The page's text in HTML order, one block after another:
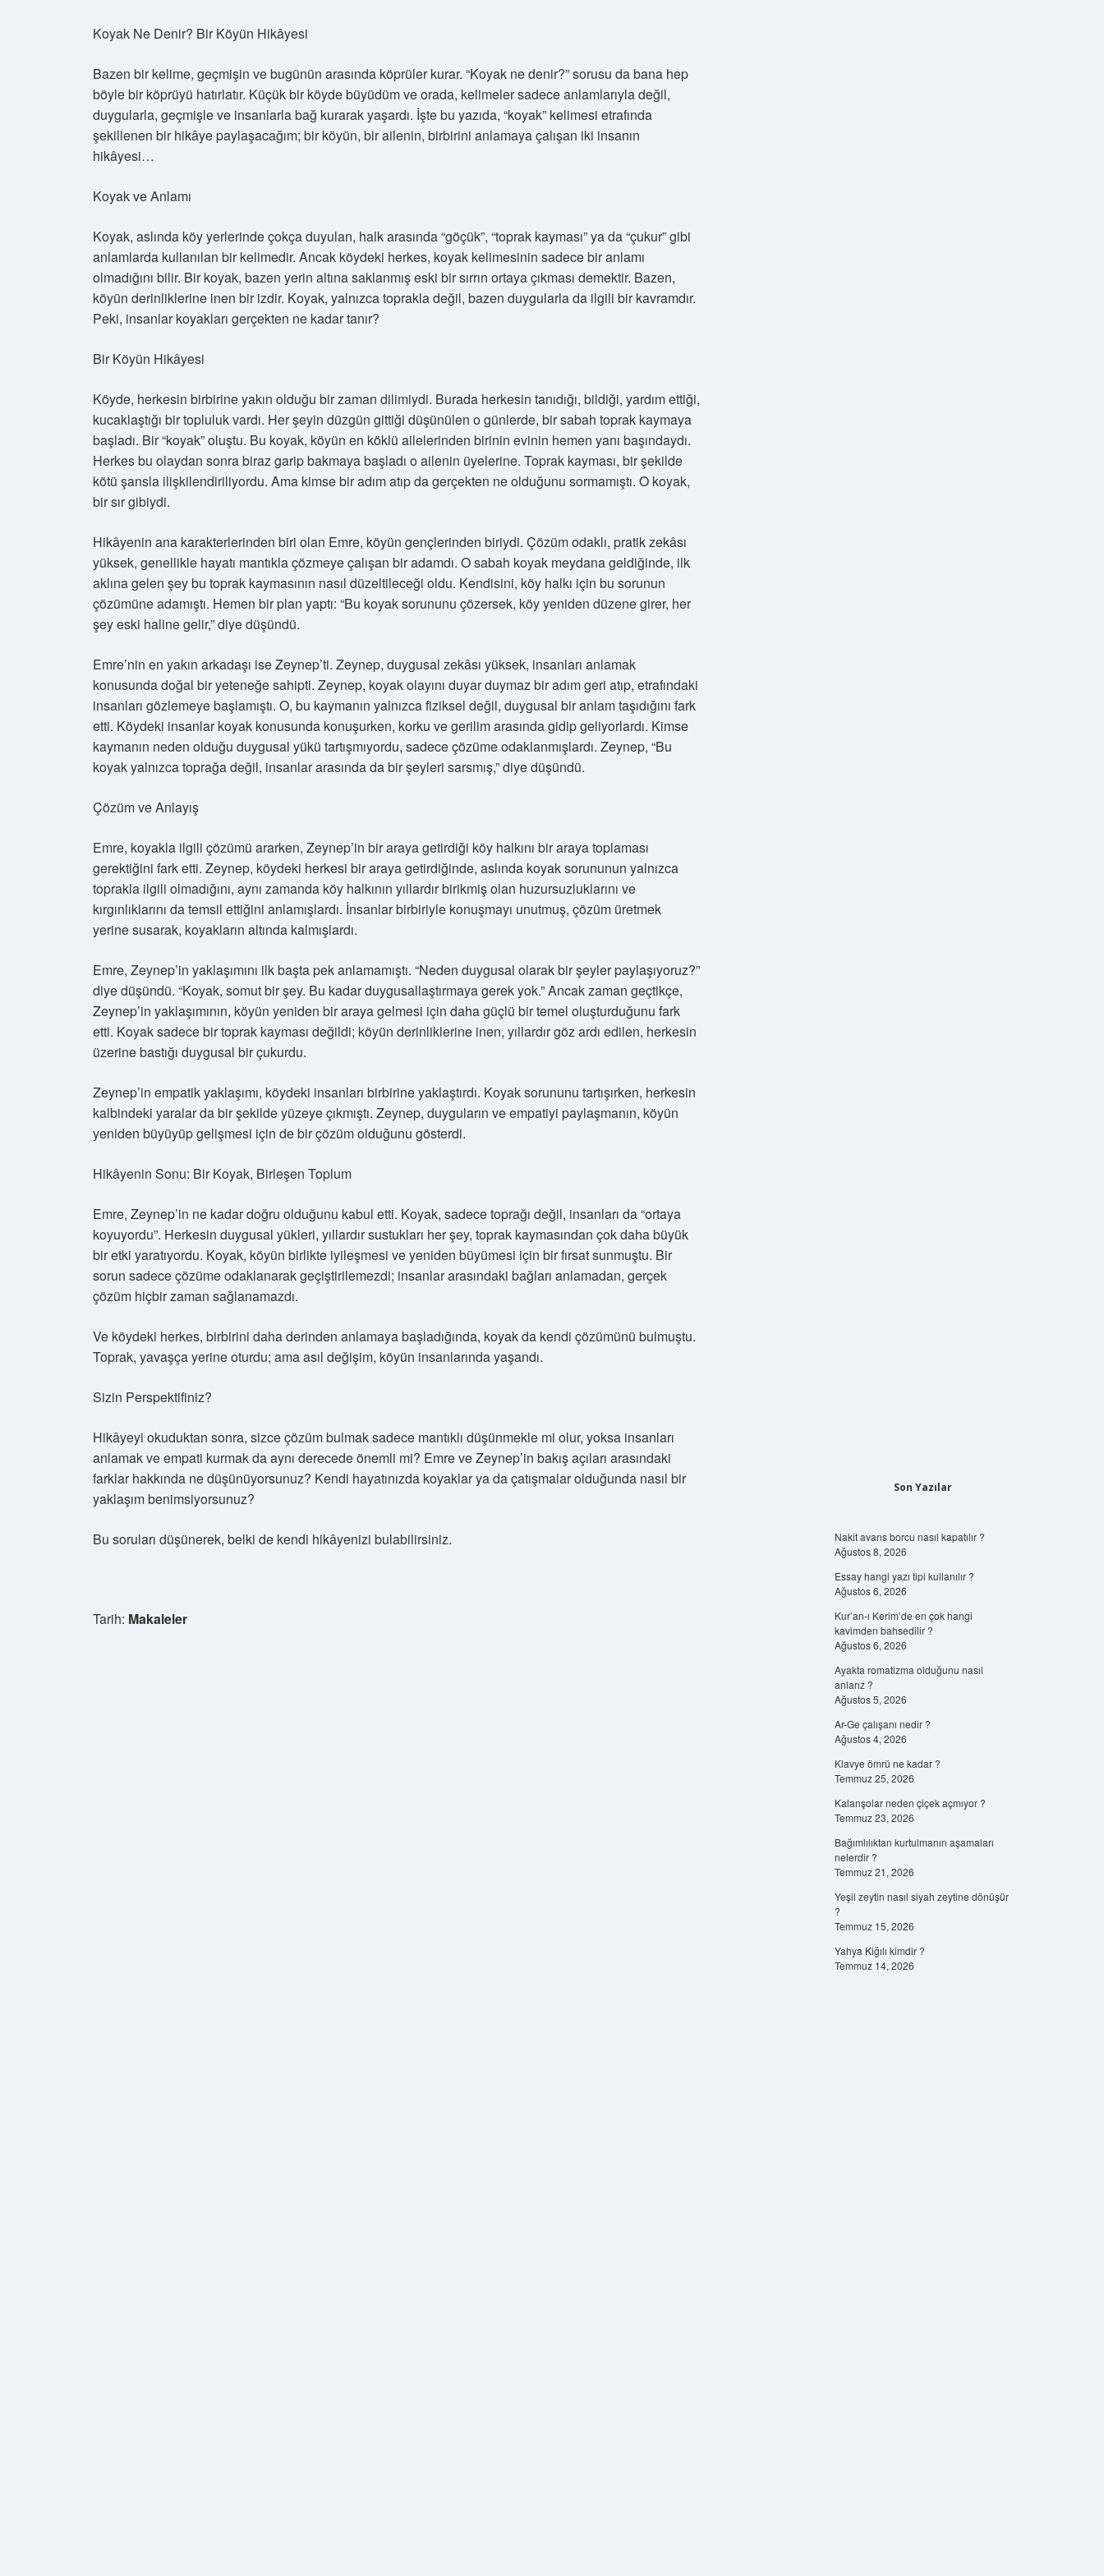
Koyak Ne Denir? Bir Köyün Hikâyesi
Bazen bir kelime, geçmişin ve bugünün arasında köprüler kurar. “Koyak ne denir?” sorusu da bana hep
böyle bir köprüyü hatırlatır. Küçük bir köyde büyüdüm ve orada, kelimeler sadece anlamlarıyla değil,
duygularla, geçmişle ve insanlarla bağ kurarak yaşardı. İşte bu yazıda, “koyak” kelimesi etrafında
şekillenen bir hikâye paylaşacağım; bir köyün, bir ailenin, birbirini anlamaya çalışan iki insanın
hikâyesi…
Koyak ve Anlamı
Koyak, aslında köy yerlerinde çokça duyulan, halk arasında “göçük”, “toprak kayması” ya da “çukur” gibi
anlamlarda kullanılan bir kelimedir. Ancak köydeki herkes, koyak kelimesinin sadece bir anlamı
olmadığını bilir. Bir koyak, bazen yerin altına saklanmış eski bir sırrın ortaya çıkması demektir. Bazen,
köyün derinliklerine inen bir izdir. Koyak, yalnızca toprakla değil, bazen duygularla da ilgili bir kavramdır.
Peki, insanlar koyakları gerçekten ne kadar tanır?
Bir Köyün Hikâyesi
Köyde, herkesin birbirine yakın olduğu bir zaman dilimiydi. Burada herkesin tanıdığı, bildiği, yardım ettiği,
kucaklaştığı bir topluluk vardı. Her şeyin düzgün gittiği düşünülen o günlerde, bir sabah toprak kaymaya
başladı. Bir “koyak” oluştu. Bu koyak, köyün en köklü ailelerinden birinin evinin hemen yanı başındaydı.
Herkes bu olaydan sonra biraz garip bakmaya başladı o ailenin üyelerine. Toprak kayması, bir şekilde
kötü şansla ilişkilendiriliyordu. Ama kimse bir adım atıp da gerçekten ne olduğunu sormamıştı. O koyak,
bir sır gibiydi.
Hikâyenin ana karakterlerinden biri olan Emre, köyün gençlerinden biriydi. Çözüm odaklı, pratik zekâsı
yüksek, genellikle hayatı mantıkla çözmeye çalışan bir adamdı. O sabah koyak meydana geldiğinde, ilk
aklına gelen şey bu toprak kaymasının nasıl düzeltileceği oldu. Kendisini, köy halkı için bu sorunun
çözümüne adamıştı. Hemen bir plan yaptı: “Bu koyak sorununu çözersek, köy yeniden düzene girer, her
şey eski haline gelir,” diye düşündü.
Emre’nin en yakın arkadaşı ise Zeynep’ti. Zeynep, duygusal zekâsı yüksek, insanları anlamak
konusunda doğal bir yeteneğe sahipti. Zeynep, koyak olayını duyar duymaz bir adım geri atıp, etrafındaki
insanları gözlemeye başlamıştı. O, bu kaymanın yalnızca fiziksel değil, duygusal bir anlam taşıdığını fark
etti. Köydeki insanlar koyak konusunda konuşurken, korku ve gerilim arasında gidip geliyorlardı. Kimse
kaymanın neden olduğu duygusal yükü tartışmıyordu, sadece çözüme odaklanmışlardı. Zeynep, “Bu
koyak yalnızca toprağa değil, insanlar arasında da bir şeyleri sarsmış,” diye düşündü.
Çözüm ve Anlayış
Emre, koyakla ilgili çözümü ararken, Zeynep’in bir araya getirdiği köy halkını bir araya toplaması
gerektiğini fark etti. Zeynep, köydeki herkesi bir araya getirdiğinde, aslında koyak sorununun yalnızca
toprakla ilgili olmadığını, aynı zamanda köy halkının yıllardır birikmiş olan huzursuzluklarını ve
kırgınlıklarını da temsil ettiğini anlamışlardı. İnsanlar birbiriyle konuşmayı unutmuş, çözüm üretmek
yerine susarak, koyakların altında kalmışlardı.
Emre, Zeynep’in yaklaşımını ilk başta pek anlamamıştı. “Neden duygusal olarak bir şeyler paylaşıyoruz?”
diye düşündü. “Koyak, somut bir şey. Bu kadar duygusallaştırmaya gerek yok.” Ancak zaman geçtikçe,
Zeynep’in yaklaşımının, köyün yeniden bir araya gelmesi için daha güçlü bir temel oluşturduğunu fark
etti. Koyak sadece bir toprak kayması değildi; köyün derinliklerine inen, yıllardır göz ardı edilen, herkesin
üzerine bastığı duygusal bir çukurdu.
Zeynep’in empatik yaklaşımı, köydeki insanları birbirine yaklaştırdı. Koyak sorununu tartışırken, herkesin
kalbindeki yaralar da bir şekilde yüzeye çıkmıştı. Zeynep, duyguların ve empatiyi paylaşmanın, köyün
yeniden büyüyüp gelişmesi için de bir çözüm olduğunu gösterdi.
Hikâyenin Sonu: Bir Koyak, Birleşen Toplum
Emre, Zeynep’in ne kadar doğru olduğunu kabul etti. Koyak, sadece toprağı değil, insanları da “ortaya
koyuyordu”. Herkesin duygusal yükleri, yıllardır sustukları her şey, toprak kaymasından çok daha büyük
bir etki yaratıyordu. Koyak, köyün birlikte iyileşmesi ve yeniden büyümesi için bir fırsat sunmuştu. Bir
sorun sadece çözüme odaklanarak geçiştirilemezdi; insanlar arasındaki bağları anlamadan, gerçek
çözüm hiçbir zaman sağlanamazdı.
Ve köydeki herkes, birbirini daha derinden anlamaya başladığında, koyak da kendi çözümünü bulmuştu.
Toprak, yavaşça yerine oturdu; ama asıl değişim, köyün insanlarında yaşandı.
Sizin Perspektifiniz?
Hikâyeyi okuduktan sonra, sizce çözüm bulmak sadece mantıklı düşünmekle mi olur, yoksa insanları
anlamak ve empati kurmak da aynı derecede önemli mi? Emre ve Zeynep’in bakış açıları arasındaki
farklar hakkında ne düşünüyorsunuz? Kendi hayatınızda koyaklar ya da çatışmalar olduğunda nasıl bir
yaklaşım benimsiyorsunuz?
Bu soruları düşünerek, belki de kendi hikâyenizi bulabilirsiniz.
Tarih: Makaleler
Son Yazılar
Nakit avans borcu nasıl kapatılır ?
Ağustos 8, 2026
Essay hangi yazı tipi kullanılır ?
Ağustos 6, 2026
Kur’an-ı Kerim’de en çok hangi
kavimden bahsedilir ?
Ağustos 6, 2026
Ayakta romatizma olduğunu nasıl
anlarız ?
Ağustos 5, 2026
Ar-Ge çalışanı nedir ?
Ağustos 4, 2026
Klavye ömrü ne kadar ?
Temmuz 25, 2026
Kalanşolar neden çiçek açmıyor ?
Temmuz 23, 2026
Bağımlılıktan kurtulmanın aşamaları
nelerdir ?
Temmuz 21, 2026
Yeşil zeytin nasıl siyah zeytine dönüşür
?
Temmuz 15, 2026
Yahya Kiğılı kimdir ?
Temmuz 14, 2026